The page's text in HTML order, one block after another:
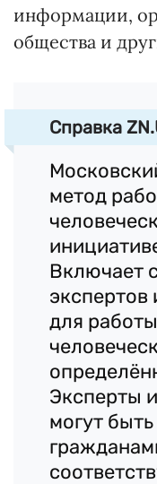
информации,
общества и
Справка
метод
Включает
экспертов
для
Эксперты
могут